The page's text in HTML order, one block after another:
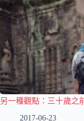
另一種觀點：三十歲之
2017-06-23